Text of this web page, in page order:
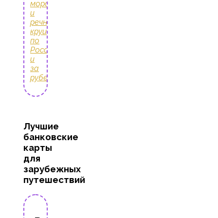
морские
и
речные
круизы
по
России
и
за
рубежом
Лучшие
банковские
карты
для
зарубежных
путешествий